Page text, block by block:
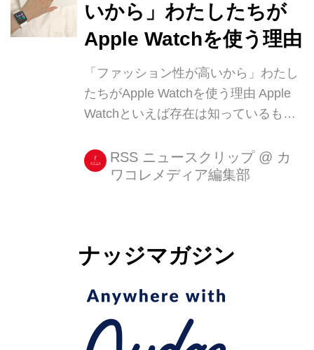
いから」わたしたちが
Apple Watchを使う理由
「ファッション性が高いから」わたし
たちがApple Watchを使う理由 Apple
Watchといえば存在は知っているもの
少ない、ウェアラブルガジェットのひ
とつ。 時計だけれどそれ以上の機能が
RSS ニュースクリップ @ カ
ワコレメディア編集部
ナッジマガジン